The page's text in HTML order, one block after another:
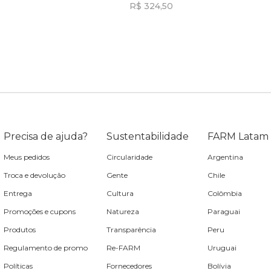
R$ 324,50
Precisa de ajuda?
Meus pedidos
Troca e devolução
Entrega
Promoções e cupons
Produtos
Regulamento de promo
Políticas
Sustentabilidade
Circularidade
Gente
Cultura
Natureza
Transparência
Re-FARM
Fornecedores
FARM Latam
Argentina
Chile
Colômbia
Paraguai
Peru
Uruguai
Bolívia